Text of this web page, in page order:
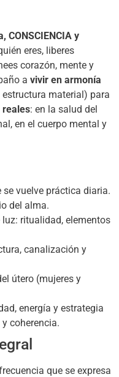
CONSCIENCIA y
eres, liberes
corazón, mente y
a vivir en armonía
material) para
reales: en la salud del
en el cuerpo mental y
vuelve práctica diaria.
del alma.
ritualidad, elementos
canalización y
útero (mujeres y
energía y estrategia
coherencia.
que se expresa